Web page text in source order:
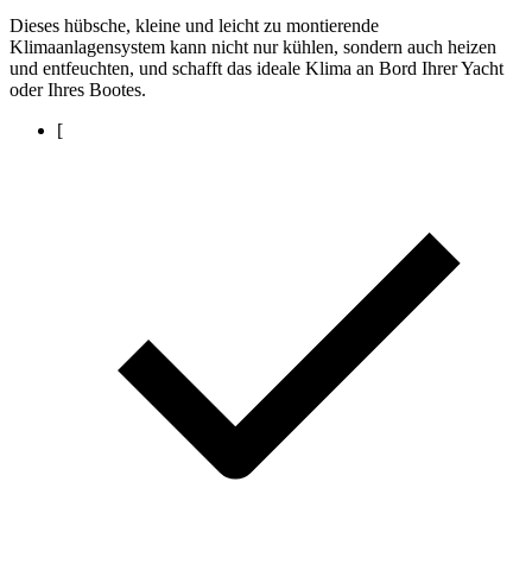
Dieses hübsche, kleine und leicht zu montierende
Klimaanlagensystem kann nicht nur kühlen, sondern auch heizen
und entfeuchten, und schafft das ideale Klima an Bord Ihrer Yacht
oder Ihres Bootes.
[